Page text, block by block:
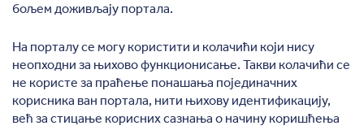
бољем доживљају портала.
На порталу се могу користити и колачићи који нису
неопходни за њихово функционисање. Такви колачићи се
не користе за праћење понашања појединачних
корисника ван портала, нити њихову идентификацију,
већ за стицање корисних сазнања о начину коришћења